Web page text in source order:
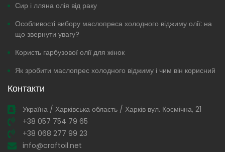
Сир і лляна олія від раку
Особливості вибору маслопреса холодного віджиму олії: на
що звернути увагу?
Користь гарбузової олії для жінок
Як зробити маслопрес холодного віджиму і чим він корисний
Контакти
Україна / Харківська область / Харків вул. Космічна, 21
+38 057 754 79 65
+38 068 277 99 23
info@craftoil.net